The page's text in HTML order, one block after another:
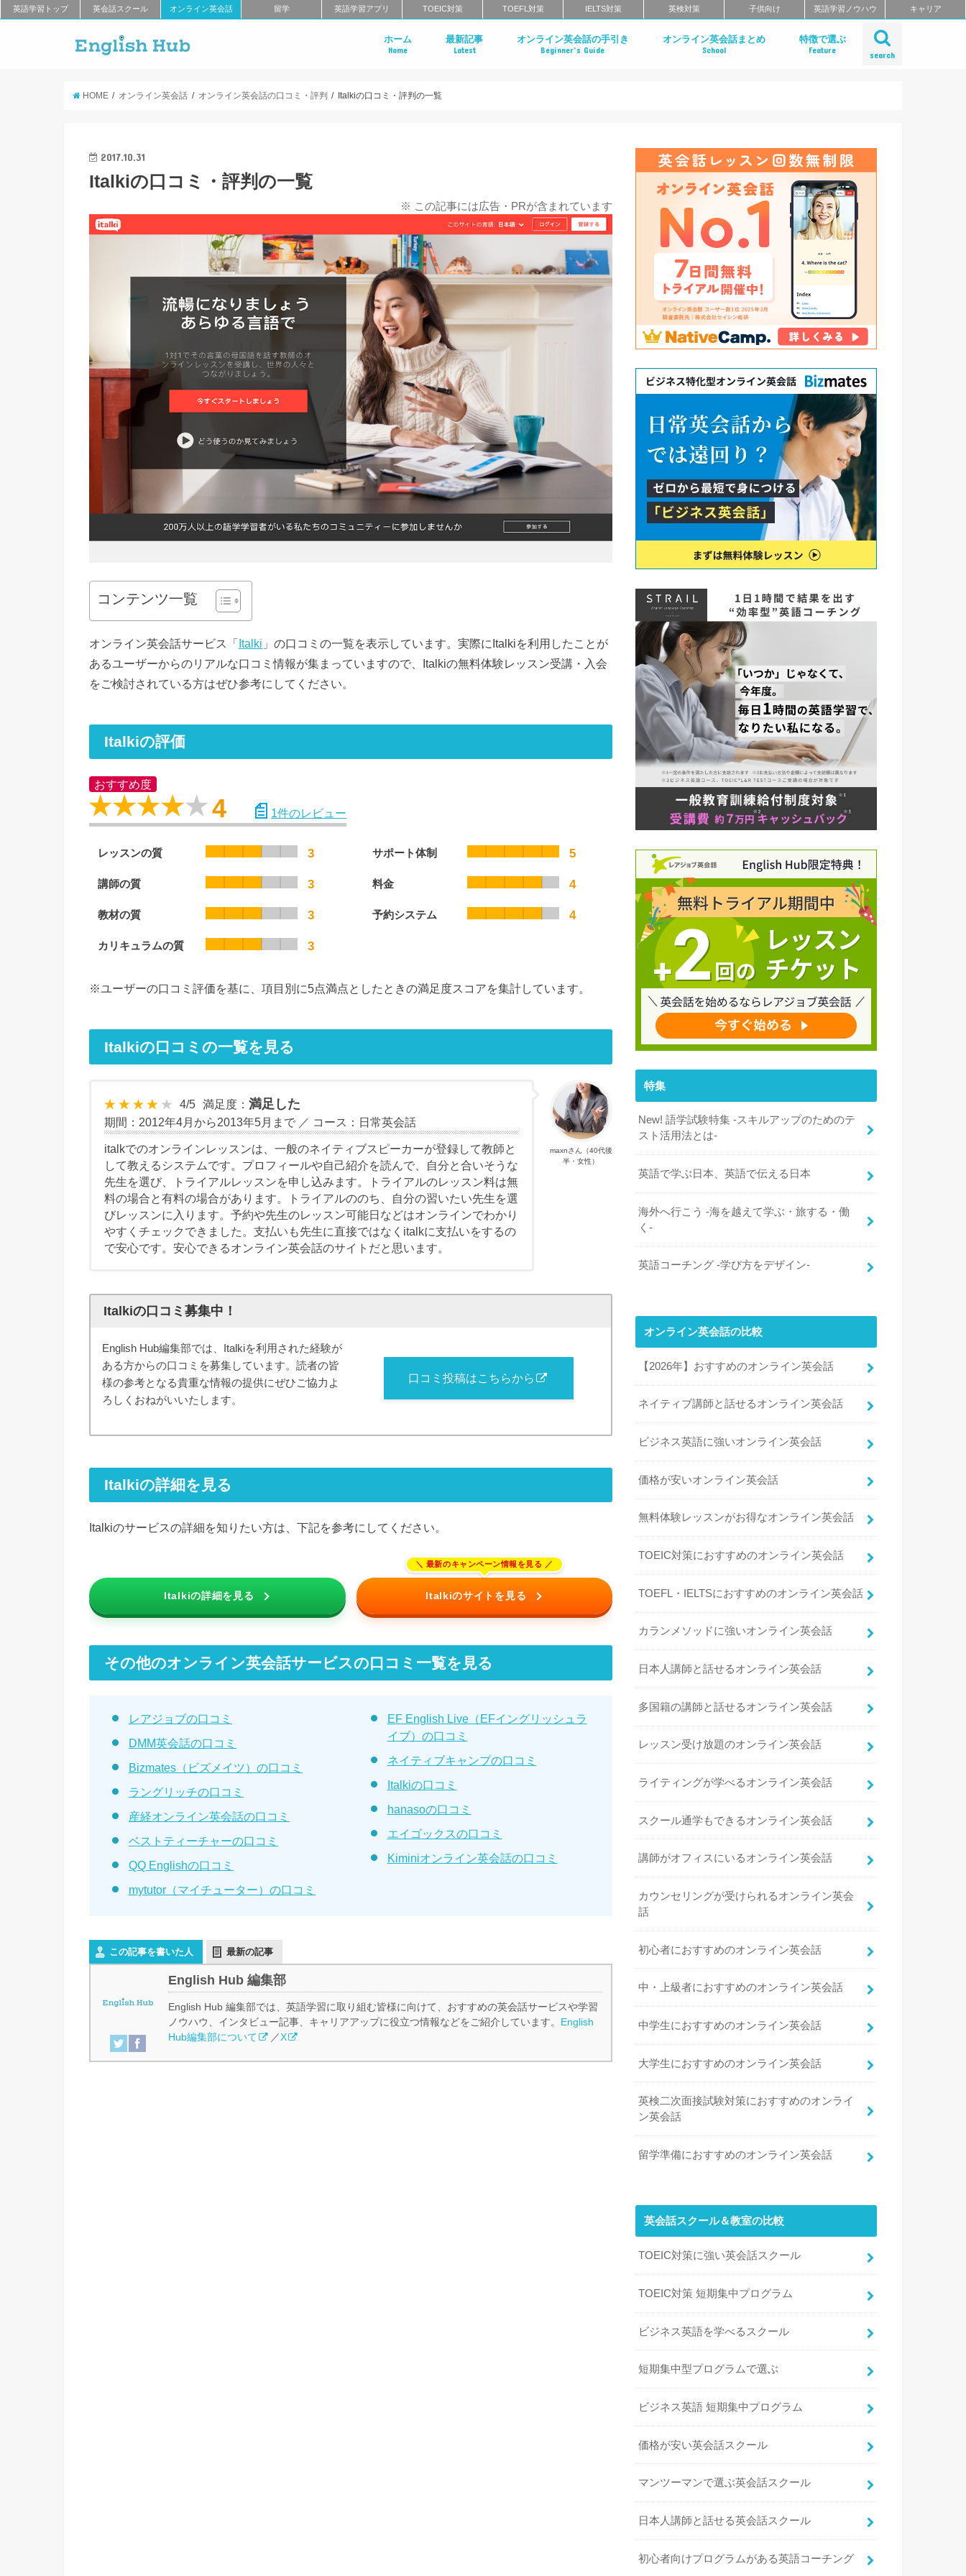
英語学習トップ 英会話スクール オンライン英会話 留学 英語学習アプリ TOEIC対策 TOEFL対策 IELTS対策 英検対策 子供向け 英語学習ノウハウ キャリア
search
ホーム
Home
最新記事
Latest
オンライン英会話の手引き
Beginner’s Guide
オンライン英会話まとめ
School
特徴で選ぶ
Feature
HOME オンライン英会話 オンライン英会話の口コミ・評判 Italkiの口コミ・評判の一覧
2017.10.31
Italkiの口コミ・評判の一覧
※ この記事には広告・PRが含まれています
コンテンツ一覧
オンライン英会話サービス「Italki 」の口コミの一覧を表示しています。実際にItalkiを利用したことが
あるユーザーからのリアルな口コミ情報が集まっていますので、Italkiの無料体験レッスン受講・入会
をご検討されている方はぜひ参考にしてください。
Italkiの評価
おすすめ度
4 1件のレビュー
レッスンの質 3 サポート体制 5
講師の質 3 料金 4
教材の質 3 予約システム 4
カリキュラムの質 3
※ユーザーの口コミ評価を基に、項目別に5点満点としたときの満足度スコアを集計しています。
Italkiの口コミの一覧を見る
maxnさん（40代後
半・女性）
4/5 満足度： 満足した
期間：2012年4月から2013年5月まで ／ コース：日常英会話
italkでのオンラインレッスンは、一般のネイティブスピーカーが登録して教師と
して教えるシステムです。プロフィールや自己紹介を読んで、自分と合いそうな
先生を選び、トライアルレッスンを申し込みます。トライアルのレッスン料は無
料の場合と有料の場合があります。トライアルののち、自分の習いたい先生を選
びレッスンに入ります。予約や先生のレッスン可能日などはオンラインでわかり
やすくチェックできました。支払いも先生に直接ではなくitalkに支払いをするの
で安心です。安心できるオンライン英会話のサイトだと思います。
Italkiの口コミ募集中！
English Hub編集部では、Italkiを利用された経験が
ある方からの口コミを募集しています。読者の皆
様の参考となる貴重な情報の提供にぜひご協力よ
ろしくおねがいいたします。
口コミ投稿はこちらから
Italkiの詳細を見る
Italkiのサービスの詳細を知りたい方は、下記を参考にしてください。
Italkiの詳細を見る Italkiのサイトを見る
その他のオンライン英会話サービスの口コミ一覧を見る
レアジョブの口コミ
DMM英会話の口コミ
Bizmates（ビズメイツ）の口コミ
ラングリッチの口コミ
産経オンライン英会話の口コミ
ベストティーチャーの口コミ
QQ Englishの口コミ
mytutor（マイチューター）の口コミ
EF English Live（EFイングリッシュラ
イブ）の口コミ
ネイティブキャンプの口コミ
Italkiの口コミ
hanasoの口コミ
エイゴックスの口コミ
Kiminiオンライン英会話の口コミ
この記事を書いた人 最新の記事
English Hub 編集部
English Hub 編集部では、英語学習に取り組む皆様に向けて、おすすめの英会話サービスや学習
ノウハウ、インタビュー記事、キャリアアップに役立つ情報などをご紹介しています。 English
Hub編集部について
／X
特集
New! 語学試験特集 -スキルアップのためのテ
スト活用法とは-
英語で学ぶ日本、英語で伝える日本
海外へ行こう -海を越えて学ぶ・旅する・働
く-
英語コーチング -学び方をデザイン-
オンライン英会話の比較
【2026年】おすすめのオンライン英会話
ネイティブ講師と話せるオンライン英会話
ビジネス英語に強いオンライン英会話
価格が安いオンライン英会話
無料体験レッスンがお得なオンライン英会話
TOEIC対策におすすめのオンライン英会話
TOEFL・IELTSにおすすめのオンライン英会話
カランメソッドに強いオンライン英会話
日本人講師と話せるオンライン英会話
多国籍の講師と話せるオンライン英会話
レッスン受け放題のオンライン英会話
ライティングが学べるオンライン英会話
スクール通学もできるオンライン英会話
講師がオフィスにいるオンライン英会話
カウンセリングが受けられるオンライン英会
話
初心者におすすめのオンライン英会話
中・上級者におすすめのオンライン英会話
中学生におすすめのオンライン英会話
大学生におすすめのオンライン英会話
英検二次面接試験対策におすすめのオンライ
ン英会話
留学準備におすすめのオンライン英会話
英会話スクール＆教室の比較
TOEIC対策に強い英会話スクール
TOEIC対策 短期集中プログラム
ビジネス英語を学べるスクール
短期集中型プログラムで選ぶ
ビジネス英語 短期集中プログラム
価格が安い英会話スクール
マンツーマンで選ぶ英会話スクール
日本人講師と話せる英会話スクール
初心者向けプログラムがある英語コーチング